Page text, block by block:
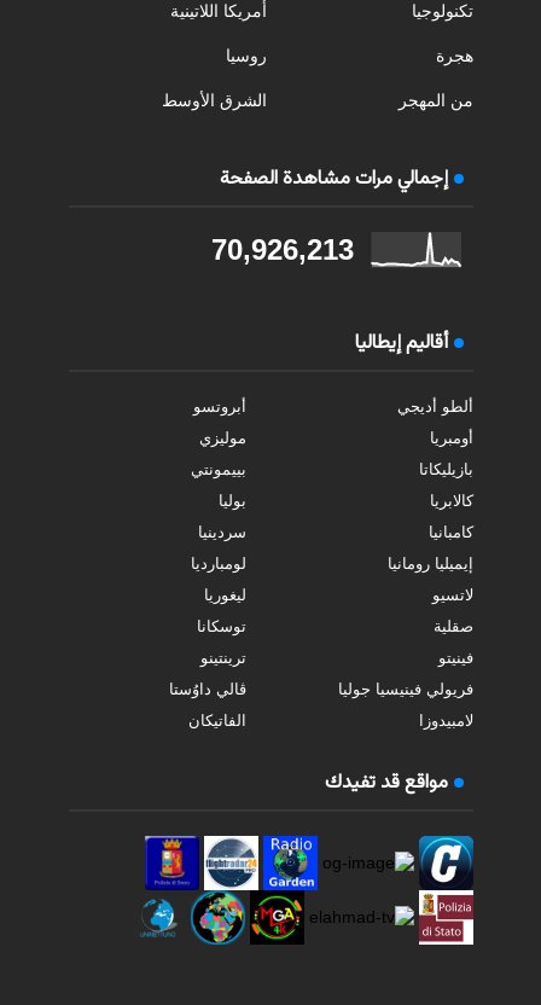
تكنولوجيا
هجرة
من المهجر
أمريكا اللاتينية
روسيا
الشرق الأوسط
إجمالي مرات مشاهدة الصفحة
70,926,213
أقاليم إيطاليا
ألطو أديجي
أبروتسو
أومبريا
موليزي
بازيليكاتا
بييمونتي
كالابريا
بوليا
كامبانيا
سردينيا
إيميليا رومانيا
لومبارديا
لاتسيو
ليغوريا
صقلية
توسكانا
فينيتو
ترينتينو
فريولي فينيسيا جوليا
ڤالي داوُستا
لامبيدوزا
الفاتيكان
مواقع قد تفيدك